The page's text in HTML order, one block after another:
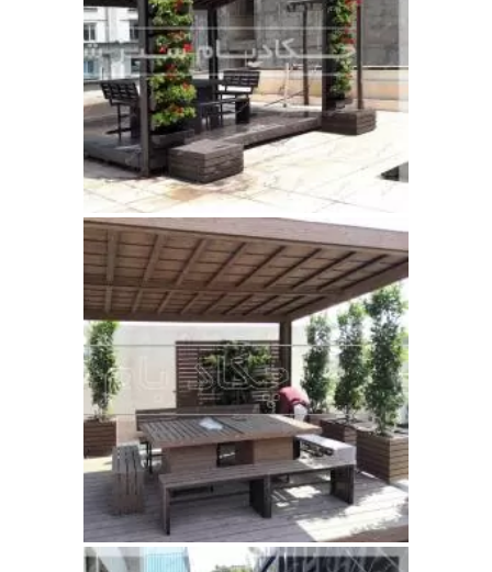
مقالات
تماس با دفتر مرکزی
درباره ما